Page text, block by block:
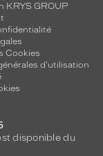
KRYS GROUP
Cookies
d'utilisation
disponible du